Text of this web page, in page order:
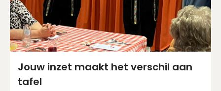
Jouw inzet maakt het verschil aan
tafel